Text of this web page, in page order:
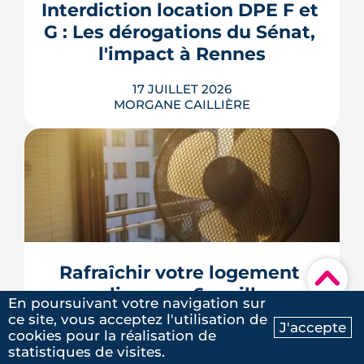
Ma recherche Contactez-nous
▾
bien sans payer pour rien.
LIRE L'ARTICLE
Interdiction location DPE F et
G : Les dérogations du Sénat,
l'impact à Rennes
17 JUILLET 2026
MORGANE CAILLIÈRE
Le 8 juillet 2026, le Sénat a voté cinq
dérogations à l'interdiction de location
des logements classés F et G, dont la
possibilité de louer en signant un
doit encore être adopté par l'Assemblée
nationale, qui l'examinera à la rentrée. À
Rennes Mét...
LIRE L'ARTICLE
Rafraîchir votre logement
sans clim : nos 6 meilleures
astuces
13 JUILLET 2026
En poursuivant votre navigation sur
ce site, vous acceptez l'utilisation de
cookies pour la réalisation de
statistiques de visites.
J'accepte